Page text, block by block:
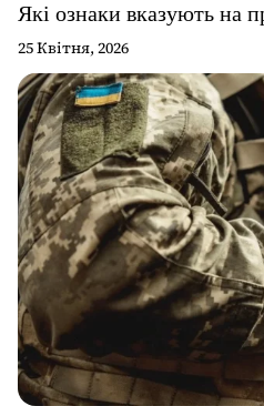
Які ознаки вказують на
25 Квітня, 2026